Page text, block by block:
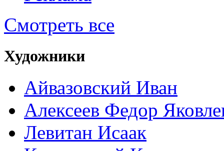
Смотреть все
Художники
Айвазовский Иван
Алексеев Федор
Левитан Исаак